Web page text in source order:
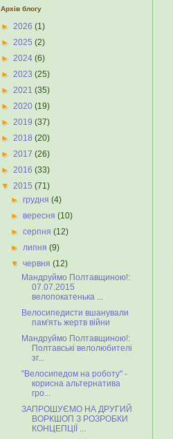
Архів блогу
► 2026 (1)
► 2025 (2)
► 2024 (6)
► 2023 (25)
► 2021 (35)
► 2020 (19)
► 2019 (37)
► 2018 (20)
► 2017 (26)
► 2016 (33)
▼ 2015 (71)
►грудня(4)
►вересня(10)
►серпня(12)
►липня(9)
▼червня(12)
Мандруймо Полтавщиною!:
07.07.2015
велопокатенька ...
Велосипедисти вшанували
пам'ять жертв війни
Мандруймо Полтавщиною!:
Полтавські велолюбителі
зг...
"Велосипедом на роботу" -
корисна альтернатива
гро...
ЗАПРОШУЄМО НА ДРУГИЙ
ВОРКШОП З РОЗРОБКИ
КОНЦЕПЦІЇ ...